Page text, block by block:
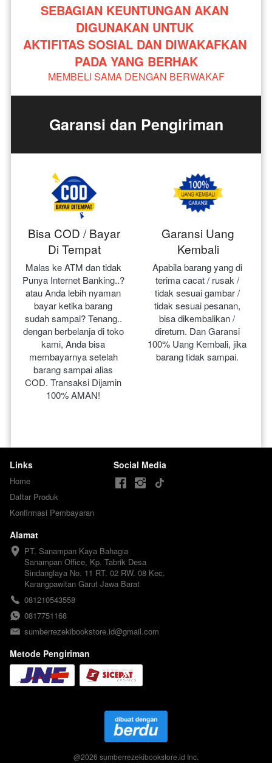
SEBAGIAN KEUNTUNGAN AKAN
DIGUNAKAN UNTUK
AKTIFITAS SOSIAL DAN DIWAKAFKAN
PADA YANG BERHAK
MEMBELI SAMA DENGAN BERWAKAF
Garansi dan Pengiriman
Bisa COD / Bayar
Di Tempat
Malas ke ATM dan tidak
Punya Internet Banking..?
atau Anda lebih nyaman
bayar ketika barang
sudah sampai? Tenang..
dengan berbelanja di toko
kami, Anda bisa
membayarnya setelah
barang sampai alias
COD. Transaksi Dijamin
100% AMAN!
Garansi Uang
Kembali
Apabila barang yang di
terima cacat / rusak /
tidak sesuai gambar /
tidak sesuai pesanan,
bisa dikembalikan /
direturn. Dan Garansi
100% Uang Kembali, jika
barang tidak sampai.
Links
Home
Daftar Produk
Konfirmasi Pembayaran
Social Media
Alamat
PT. Sanampan Kaya Bahagia
Sanampan Office, Kp. Tabrik Desa
Sindanglaya No. 11 RT. 02 RW. 08 Kec.
Karangpawitan Garut Jawa Barat
081210543558
0817751168
sumberrezekibookstore.id@gmail.com
Metode Pengiriman
@2026 sumberrezekibookstore.id Inc.